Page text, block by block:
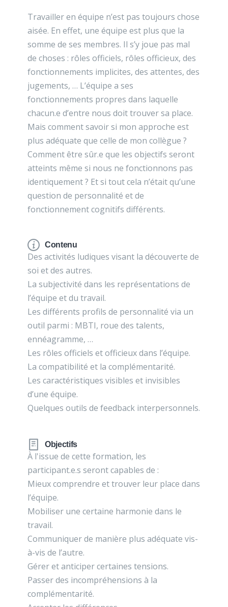
Travailler en équipe n’est pas toujours chose
aisée. En effet, une équipe est plus que la
somme de ses membres. Il s’y joue pas mal
de choses : rôles officiels, rôles officieux, des
fonctionnements implicites, des attentes, des
jugements, … L’équipe a ses
fonctionnements propres dans laquelle
chacun.e d’entre nous doit trouver sa place.
Mais comment savoir si mon approche est
plus adéquate que celle de mon collègue ?
Comment être sûr.e que les objectifs seront
atteints même si nous ne fonctionnons pas
identiquement ? Et si tout cela n’était qu’une
question de personnalité et de
fonctionnement cognitifs différents.
Contenu
Des activités ludiques visant la découverte de
soi et des autres.
La subjectivité dans les représentations de
l’équipe et du travail.
Les différents profils de personnalité via un
outil parmi : MBTI, roue des talents,
ennéagramme, …
Les rôles officiels et officieux dans l’équipe.
La compatibilité et la complémentarité.
Les caractéristiques visibles et invisibles
d’une équipe.
Quelques outils de feedback interpersonnels.
Objectifs
À l'issue de cette formation, les
participant.e.s seront capables de :
Mieux comprendre et trouver leur place dans
l’équipe.
Mobiliser une certaine harmonie dans le
travail.
Communiquer de manière plus adéquate vis-
à-vis de l’autre.
Gérer et anticiper certaines tensions.
Passer des incompréhensions à la
complémentarité.